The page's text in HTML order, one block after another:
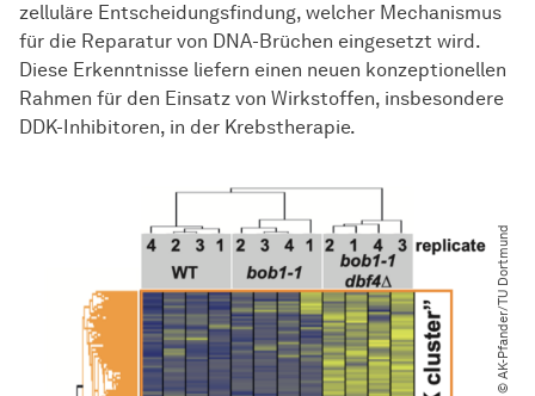
zelluläre Entscheidungsfindung, welcher Mechanismus
für die Reparatur von DNA-Brüchen eingesetzt wird.
Diese Erkenntnisse liefern einen neuen konzeptionellen
Rahmen für den Einsatz von Wirkstoffen, insbesondere
DDK-Inhibitoren, in der Krebstherapie.
© AK-Pfander​/​TU Dortmund